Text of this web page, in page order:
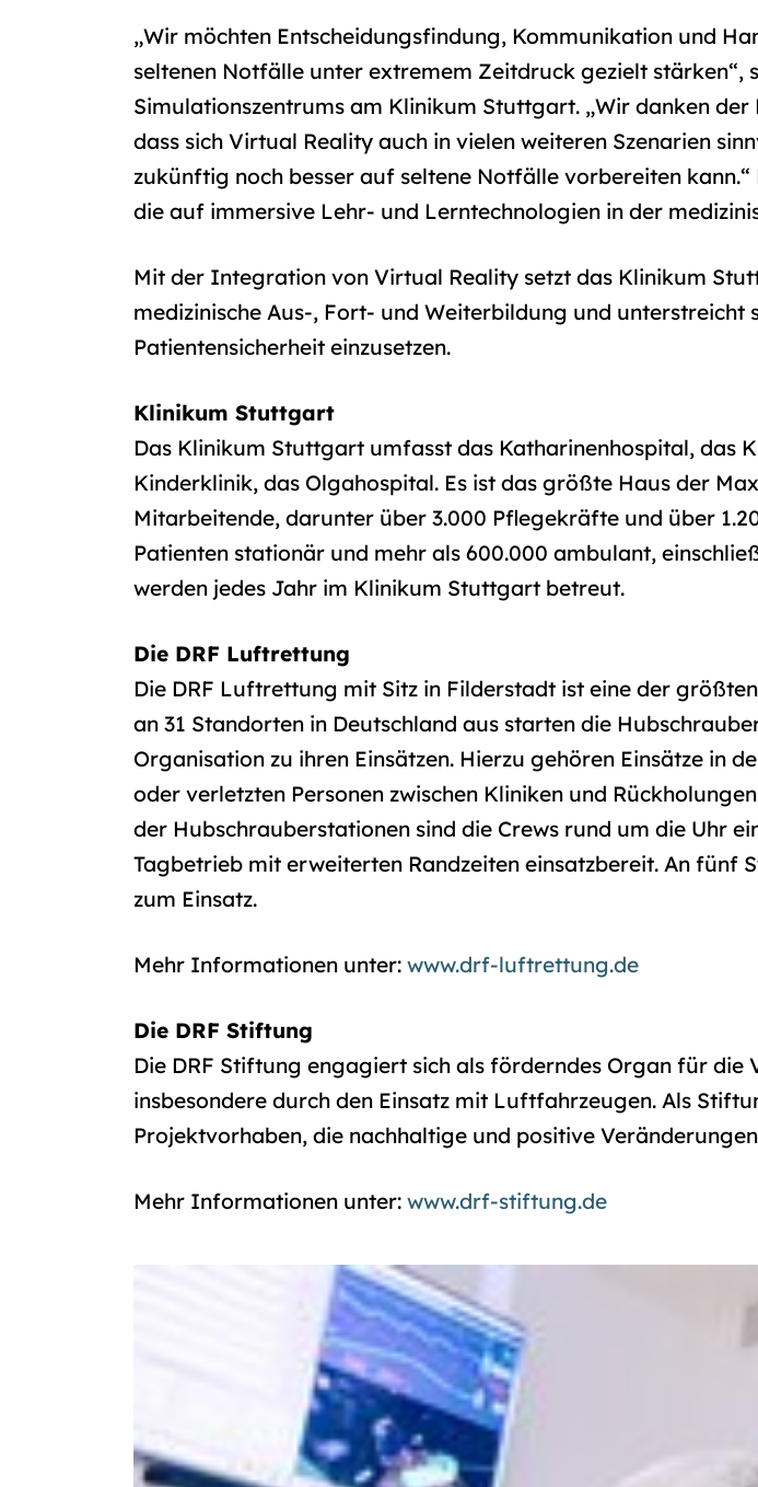
„Wir möchten Entscheidungsfindung, Kommunikation und
seltenen Notfälle unter extremem Zeitdruck gezielt stärken“,
Simulationszentrums am Klinikum Stuttgart. „Wir danken
dass sich Virtual Reality auch in vielen weiteren Szenarien
zukünftig noch besser auf seltene Notfälle vorbereiten
die auf immersive Lehr- und Lerntechnologien in der
Mit der Integration von Virtual Reality setzt das Klinikum
medizinische Aus-, Fort- und Weiterbildung und
Patientensicherheit einzusetzen.
Klinikum Stuttgart
Das Klinikum Stuttgart umfasst das Katharinenhospital, das
Kinderklinik, das Olgahospital. Es ist das größte Haus der
Mitarbeitende, darunter über 3.000 Pflegekräfte und über
Patienten stationär und mehr als 600.000 ambulant,
werden jedes Jahr im Klinikum Stuttgart betreut.
Die DRF Luftrettung
Die DRF Luftrettung mit Sitz in Filderstadt ist eine der
an 31 Standorten in Deutschland aus starten die
Organisation zu ihren Einsätzen. Hierzu gehören Einsätze
oder verletzten Personen zwischen Kliniken und
der Hubschrauberstationen sind die Crews rund um die Uhr
Tagbetrieb mit erweiterten Randzeiten einsatzbereit. An fünf
zum Einsatz.
Mehr Informationen unter: www.drf-luftrettung.de
Die DRF Stiftung
Die DRF Stiftung engagiert sich als förderndes Organ für
insbesondere durch den Einsatz mit Luftfahrzeugen. Als
Projektvorhaben, die nachhaltige und positive
Mehr Informationen unter: www.drf-stiftung.de